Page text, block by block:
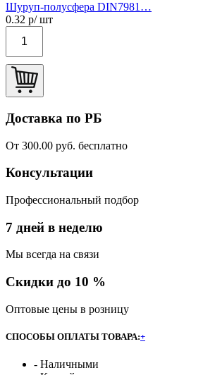
Шуруп-полусфера DIN7981…
0.32 р/ шт
Доставка по РБ
От 300.00 руб. бесплатно
Консультации
Профессиональный подбор
7 дней в неделю
Мы всегда на связи
Скидки до 10 %
Оптовые цены в розницу
СПОСОБЫ ОПЛАТЫ ТОВАРА:+
- Наличными